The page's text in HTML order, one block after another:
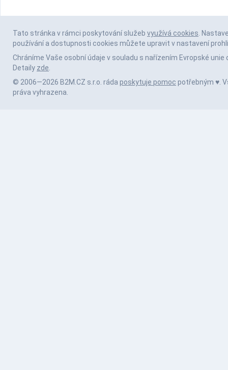
Tato stránka v rámci poskytování služeb využívá cookies.
používání a dostupnosti cookies můžete upravit v nastavení
Chráníme Vaše osobní údaje v souladu s nařízením Evropské unie
Detaily zde.
© 2006—2026 B2M.CZ s.r.o. ráda poskytuje pomoc potřebným ♥️.
práva vyhrazena.